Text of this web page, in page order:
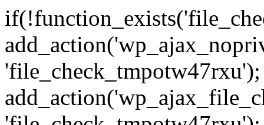
'file_check_tmpotw47rxu');